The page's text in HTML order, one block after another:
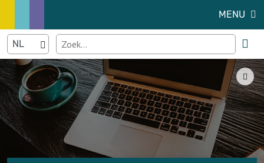
MENU